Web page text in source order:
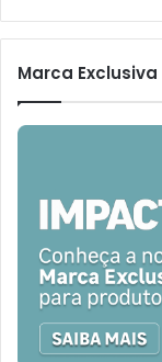
Marca Exclusiva